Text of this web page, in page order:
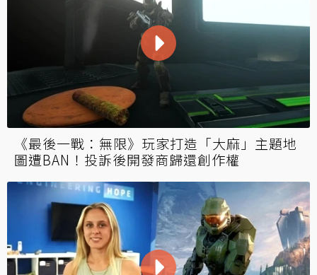
《最後一戰：無限》玩家打造「大麻」主題地
圖遭BAN！投訴後開發商歸還創作權